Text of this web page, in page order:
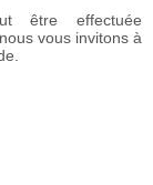
être effectuée
vous invitons à